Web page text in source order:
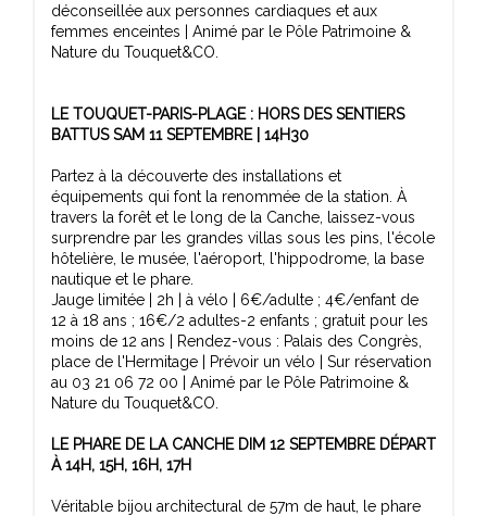
déconseillée aux personnes cardiaques et aux
femmes enceintes | Animé par le Pôle Patrimoine &
Nature du Touquet&CO.
LE TOUQUET-PARIS-PLAGE : HORS DES SENTIERS
BATTUS SAM 11 SEPTEMBRE | 14H30
Partez à la découverte des installations et
équipements qui font la renommée de la station. À
travers la forêt et le long de la Canche, laissez-vous
surprendre par les grandes villas sous les pins, l'école
hôtelière, le musée, l'aéroport, l'hippodrome, la base
nautique et le phare.
Jauge limitée | 2h | à vélo | 6€/adulte ; 4€/enfant de
12 à 18 ans ; 16€/2 adultes-2 enfants ; gratuit pour les
moins de 12 ans | Rendez-vous : Palais des Congrès,
place de l'Hermitage | Prévoir un vélo | Sur réservation
au 03 21 06 72 00 | Animé par le Pôle Patrimoine &
Nature du Touquet&CO.
LE PHARE DE LA CANCHE DIM 12 SEPTEMBRE DÉPART
À 14H, 15H, 16H, 17H
Véritable bijou architectural de 57m de haut, le phare